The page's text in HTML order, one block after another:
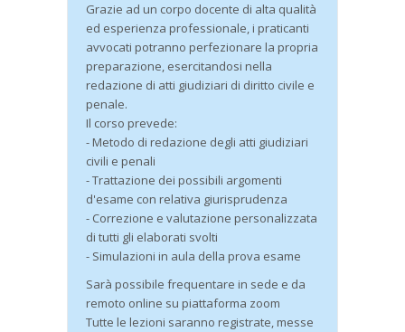
Grazie ad un corpo docente di alta qualità
ed esperienza professionale, i praticanti
avvocati potranno perfezionare la propria
preparazione, esercitandosi nella
redazione di atti giudiziari di diritto civile e
penale.
Il corso prevede:
- Metodo di redazione degli atti giudiziari
civili e penali
- Trattazione dei possibili argomenti
d'esame con relativa giurisprudenza
- Correzione e valutazione personalizzata
di tutti gli elaborati svolti
- Simulazioni in aula della prova esame
Sarà possibile frequentare in sede e da
remoto online su piattaforma zoom
Tutte le lezioni saranno registrate, messe